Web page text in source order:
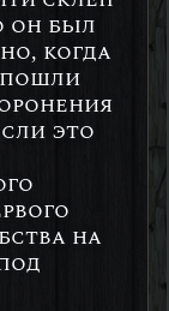
он был
когда
это
на